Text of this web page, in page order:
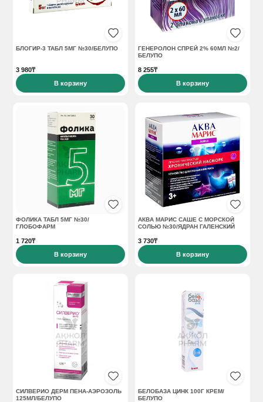
БЛОГИР-3 ТАБЛ 5МГ №30/БЕЛУПО
3 980₸
В корзину
ГЕНЕРОЛОН СПРЕЙ 2% 60МЛ №2/
БЕЛУПО
8 255₸
В корзину
ФОЛИКА ТАБЛ 5МГ №30/
ГЛОБОФАРМ
1 720₸
В корзину
АКВА МАРИС САШЕ С МОРСКОЙ
СОЛЬЮ №30/ЯДРАН ГАЛЕНСКИЙ
3 730₸
В корзину
СИЛВЕРИО ДЕРМ ПЕНА-АЭРОЗОЛЬ
125МЛ/БЕЛУПО
БЕЛОБАЗА ЦИНК 100Г КРЕМ/
БЕЛУПО